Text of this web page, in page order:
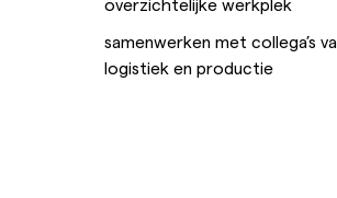
overzichtelijke werkplek
samenwerken met collega’s
logistiek en productie